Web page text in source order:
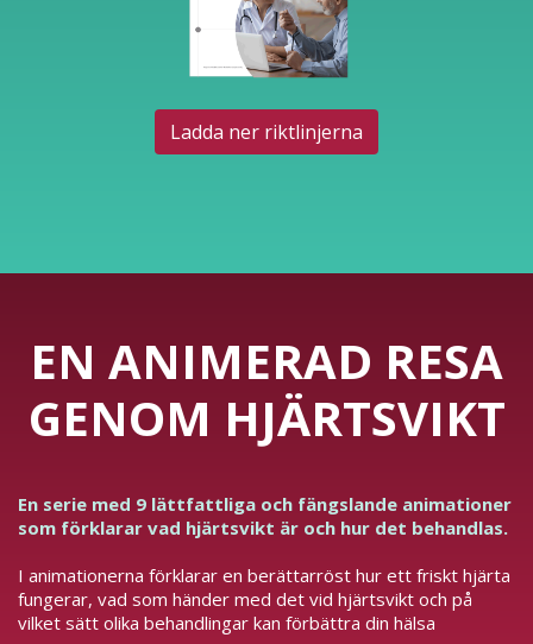
Ladda ner riktlinjerna
EN ANIMERAD RESA
GENOM HJÄRTSVIKT
En serie med 9 lättfattliga och fängslande animationer
som förklarar vad hjärtsvikt är och hur det behandlas.
I animationerna förklarar en berättarröst hur ett friskt hjärta
fungerar, vad som händer med det vid hjärtsvikt och på
vilket sätt olika behandlingar kan förbättra din hälsa